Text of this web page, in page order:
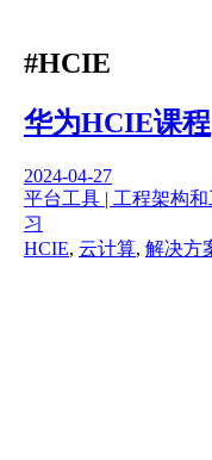
#HCIE
华为HCIE课程
2024-04-27
平台工具 | 工程架构
习
HCIE, 云计算, 解决方